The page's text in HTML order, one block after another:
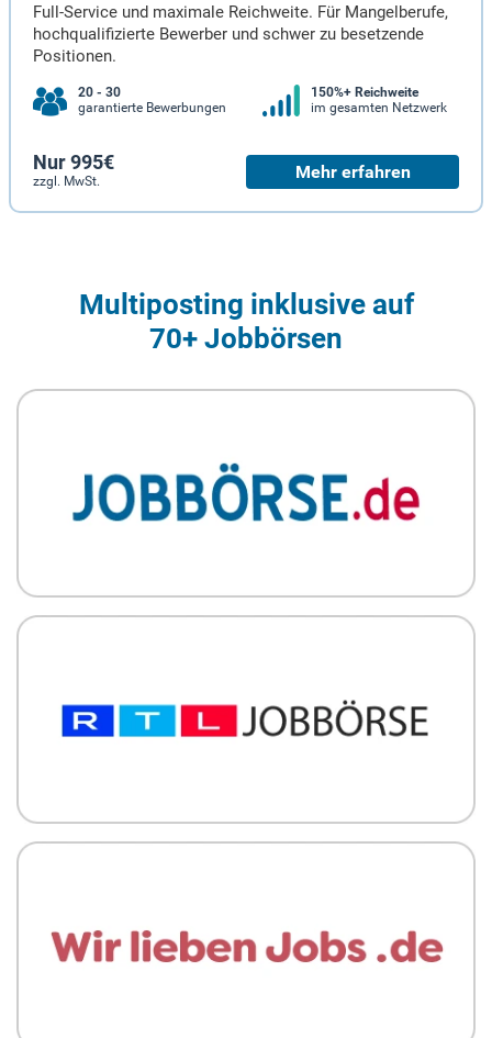
Full-Service und maximale Reichweite. Für Mangelberufe,
hochqualifizierte Bewerber und schwer zu besetzende
Positionen.
20 - 30
garantierte Bewerbungen
150%+ Reichweite
im gesamten Netzwerk
Nur 995€
zzgl. MwSt. Mehr erfahren
Multiposting inklusive auf
70+ Jobbörsen